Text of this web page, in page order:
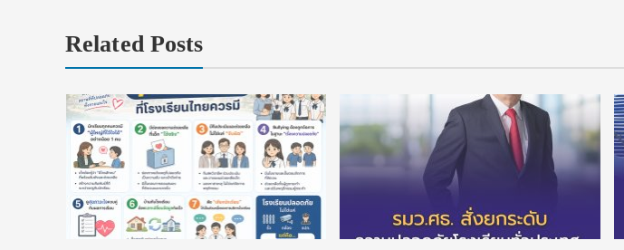
Related Posts